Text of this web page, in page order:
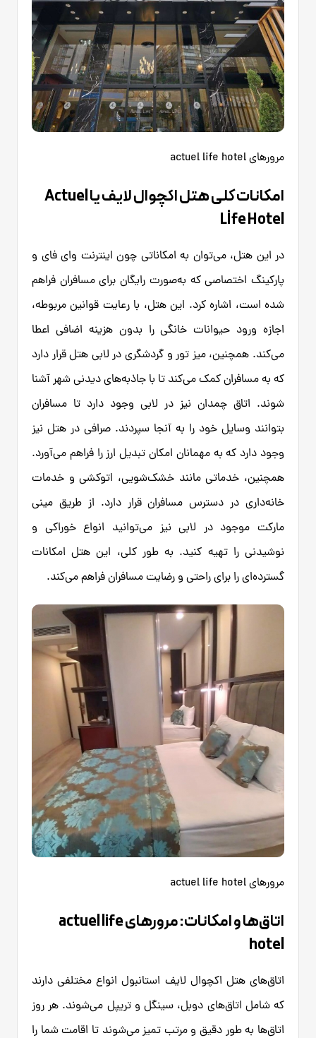
مرورهای actuel life hotel
امکانات کلی هتل اکچوال لایف یا Actuel
Lİfe Hotel
در این هتل، می‌توان به امکاناتی چون اینترنت وای فای و
پارکینگ اختصاصی که به‌صورت رایگان برای مسافران فراهم
شده است، اشاره کرد. این هتل، با رعایت قوانین مربوطه،
اجازه ورود حیوانات خانگی را بدون هزینه اضافی اعطا
می‌کند. همچنین، میز تور و گردشگری در لابی هتل قرار دارد
که به مسافران کمک می‌کند تا با جاذبه‌های دیدنی شهر آشنا
شوند. اتاق چمدان نیز در لابی وجود دارد تا مسافران
بتوانند وسایل خود را به آنجا سپردند. صرافی در هتل نیز
وجود دارد که به مهمانان امکان تبدیل ارز را فراهم می‌آورد.
همچنین، خدماتی مانند خشک‌شویی، اتوکشی و خدمات
خانه‌داری در دسترس مسافران قرار دارد. از طریق مینی
مارکت موجود در لابی نیز می‌توانید انواع خوراکی و
نوشیدنی را تهیه کنید. به طور کلی، این هتل امکانات
گسترده‌ای را برای راحتی و رضایت مسافران فراهم می‌کند.
مرورهای actuel life hotel
اتاق‌ها و امکانات: مرورهای actuel life
hotel
اتاق‌های هتل اکچوال لایف استانبول انواع مختلفی دارند
که شامل اتاق‌های دوبل، سینگل و تریپل می‌شوند. هر روز
اتاق‌ها به طور دقیق و مرتب تمیز می‌شوند تا اقامت شما را